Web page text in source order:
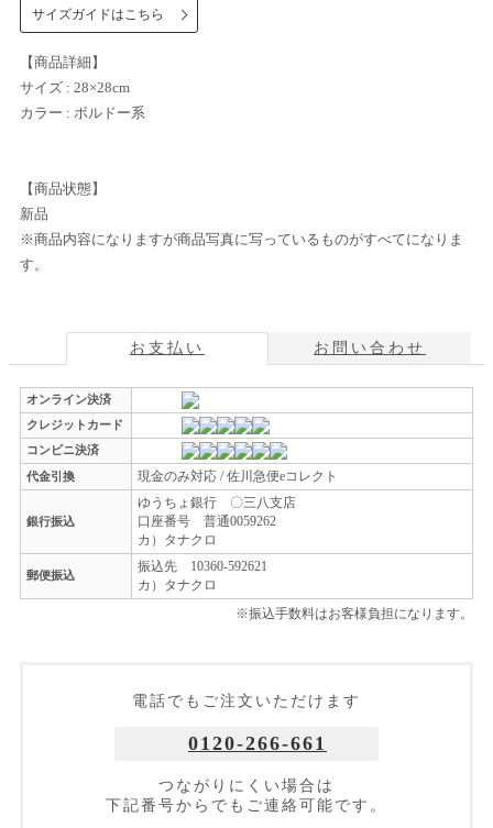
サイズガイドはこちら
【商品詳細】
サイズ : 28×28cm
カラー : ボルドー系
【商品状態】
新品
※商品内容になりますが商品写真に写っているものがすべてになりま
す。
お支払い お問い合わせ
オンライン決済
クレジットカード
コンビニ決済
代金引換
現金のみ対応 / 佐川急便eコレクト
銀行振込
ゆうちょ銀行 〇三八支店
口座番号 普通0059262
カ）タナクロ
郵便振込
振込先 10360-592621
カ）タナクロ
※振込手数料はお客様負担になります。
電話でもご注文いただけます
0120-266-661
つながりにくい場合は
下記番号からでもご連絡可能です。